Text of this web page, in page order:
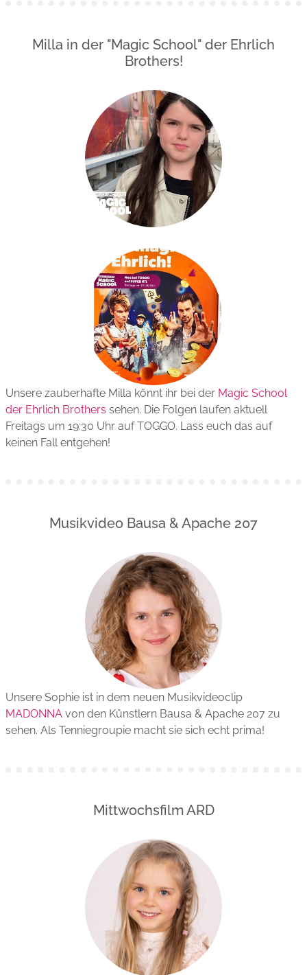
Milla in der "Magic School" der Ehrlich
Brothers!
Unsere zauberhafte Milla könnt ihr bei der Magic School
der Ehrlich Brothers sehen. Die Folgen laufen aktuell
Freitags um 19:30 Uhr auf TOGGO. Lass euch das auf
keinen Fall entgehen!
Musikvideo Bausa & Apache 207
Unsere Sophie ist in dem neuen Musikvideoclip
MADONNA von den Künstlern Bausa & Apache 207 zu
sehen. Als Tenniegroupie macht sie sich echt prima!
Mittwochsfilm ARD